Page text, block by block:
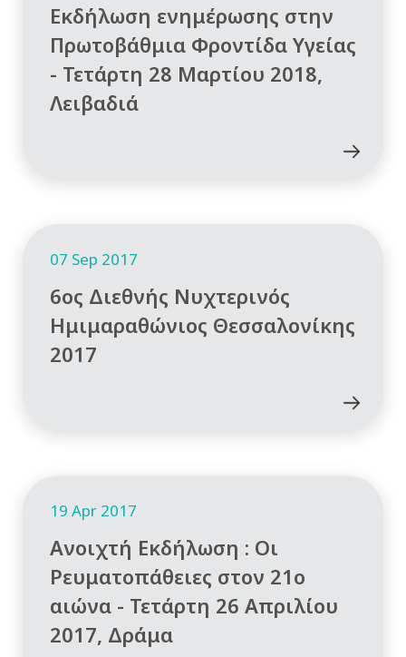
Εκδήλωση ενημέρωσης στην
Πρωτοβάθμια Φροντίδα Υγείας
- Τετάρτη 28 Μαρτίου 2018,
Λειβαδιά
07 Sep 2017
6ος Διεθνής Νυχτερινός
Ημιμαραθώνιος Θεσσαλονίκης
2017
19 Apr 2017
Ανοιχτή Εκδήλωση : Οι
Ρευματοπάθειες στον 21ο
αιώνα - Τετάρτη 26 Απριλίου
2017, Δράμα